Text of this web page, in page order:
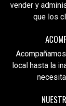
vender y
que los
local hasta la